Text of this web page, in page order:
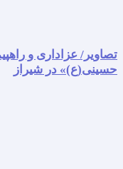
تصاویر/ عزاداری و
حسینی(ع)» در شیراز